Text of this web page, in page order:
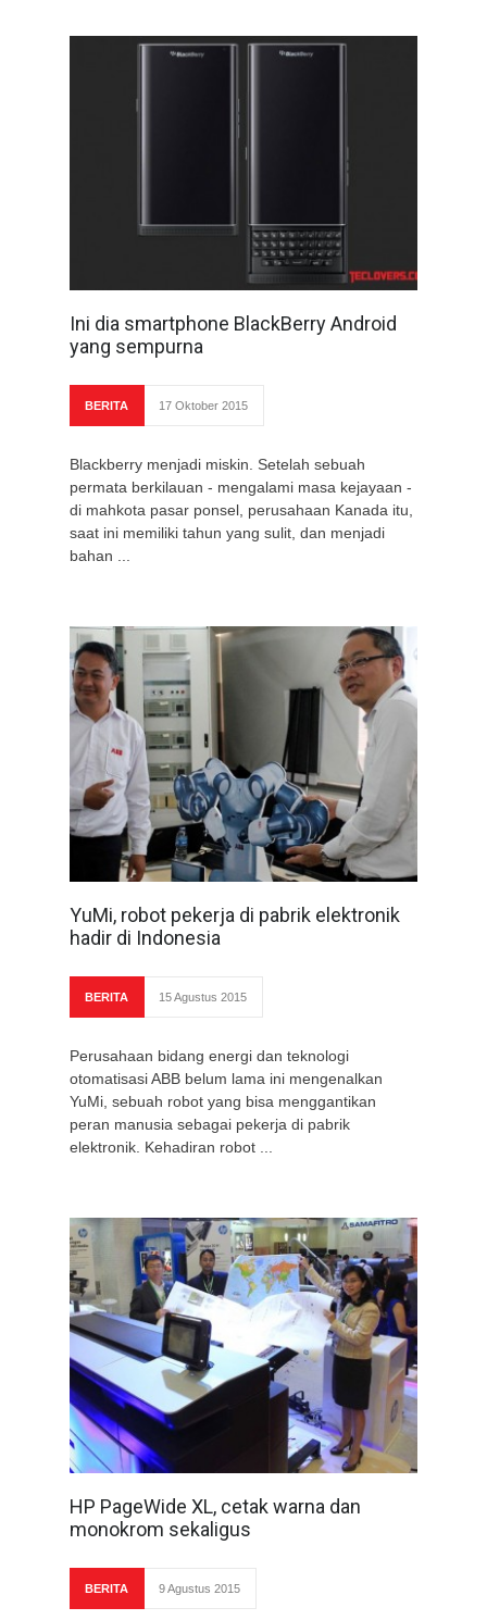
Ini dia smartphone BlackBerry Android
yang sempurna
BERITA 17 Oktober 2015
Blackberry menjadi miskin. Setelah sebuah
permata berkilauan - mengalami masa kejayaan -
di mahkota pasar ponsel, perusahaan Kanada itu,
saat ini memiliki tahun yang sulit, dan menjadi
bahan ...
YuMi, robot pekerja di pabrik elektronik
hadir di Indonesia
BERITA 15 Agustus 2015
Perusahaan bidang energi dan teknologi
otomatisasi ABB belum lama ini mengenalkan
YuMi, sebuah robot yang bisa menggantikan
peran manusia sebagai pekerja di pabrik
elektronik. Kehadiran robot ...
HP PageWide XL, cetak warna dan
monokrom sekaligus
BERITA 9 Agustus 2015